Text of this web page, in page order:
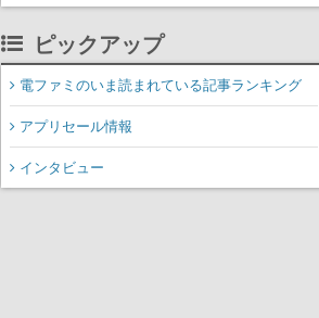
変更で、“プチッ”と鳴るお
名前に
ピックアップ
電ファミのいま読まれている記事ランキング
アプリセール情報
インタビュー